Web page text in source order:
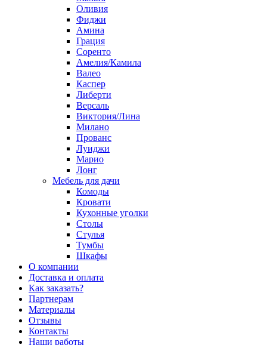
Оливия
Фиджи
Амина
Грация
Соренто
Амелия/Камила
Валео
Каспер
Либерти
Версаль
Виктория/Лина
Милано
Прованс
Луиджи
Марио
Лонг
Мебель для дачи
Комоды
Кровати
Кухонные уголки
Столы
Стулья
Тумбы
Шкафы
О компании
Доставка и оплата
Как заказать?
Партнерам
Материалы
Отзывы
Контакты
Наши работы